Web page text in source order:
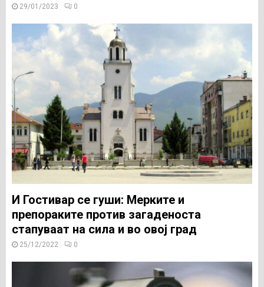
29/01/2023 0
И Гостивар се гуши: Мерките и
препораките против загаденоста
стапуваат на сила и во овој град
25/12/2022 0